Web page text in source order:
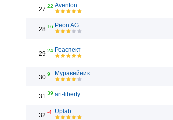
27 22 Aventon
28 16 Peon AG
29 24 Реаспект
30 9 Муравейник
31 39 art-liberty
32 -4 Uplab